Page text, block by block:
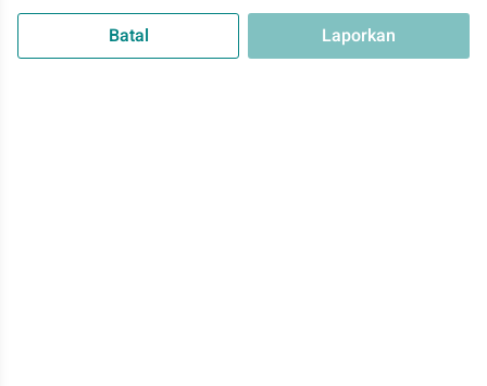
Batal Laporkan